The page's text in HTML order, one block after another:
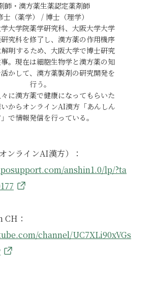
師・漢方薬生薬認定薬剤師
士（薬学） / 博士（理学）
大学院薬学研究科、大阪大学大学
究科を修了し、漢方薬の作用機序
明するため、大阪大学で博士研究
。現在は細胞生物学と漢方薬の知
かして、漢方薬製剤の研究開発を
行う。
に漢方薬で健康になってもらいた
からオンラインAI漢方「あんしん
で情報発信を行っている。
ンラインAI漢方）：
anshin1.0/lp/?ta
：
channel/UC7XLi90xVGs